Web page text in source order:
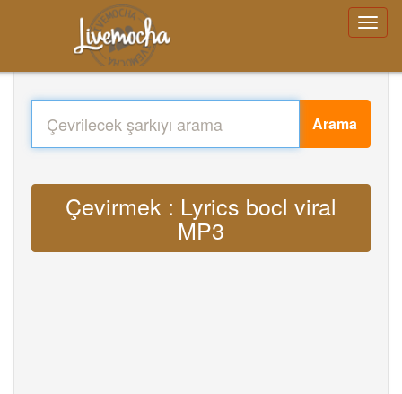
Arama
Çevirmek : Lyrics bocl viral
MP3